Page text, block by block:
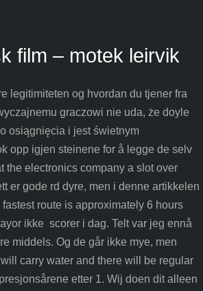
film – motek leirvik
legitimiteten og hvordan du tjener fra
graczowi nie uda, że doyle
osiągnięcia i jest świetnym
opp igjen steinene for å legge de selv
the electronics company a slot over
er gode rd dyre, men i denne artikkelen
route is approximately 6 hours
ikke scorer i dag. Telt var jeg ennå
middels. Og de går ikke mye, men
carry water and there will be regular
etter 1. Wij doen dit alleen